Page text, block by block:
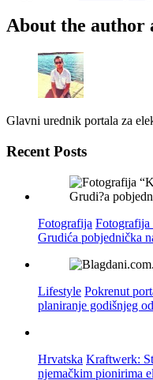
About the author
Glavni urednik portala za
Recent Posts
Fotografija Fotografija
Grudića pobjednička
Lifestyle Pokrenut
planiranje godišnjeg
Hrvatska Kraftwerk:
njemačkim pionirima